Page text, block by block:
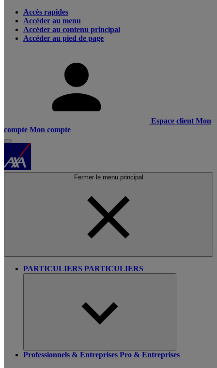
Accès rapides
Accéder au menu
Accéder au contenu principal
Accéder au pied de page
Espace client Mon
compte Mon compte
Fermer le menu principal
PARTICULIERS PARTICULIERS
Professionnels & Entreprises Pro & Entreprises